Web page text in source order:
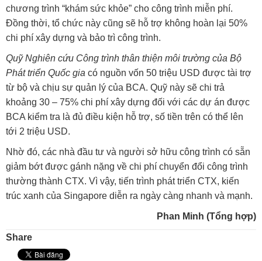
chương trình “khám sức khỏe” cho công trình miễn phí.
Đồng thời, tổ chức này cũng sẽ hỗ trợ không hoàn lại 50%
chi phí xây dựng và bảo trì công trình.
Quỹ Nghiên cứu Công trình thân thiện môi trường của Bộ
Phát triển Quốc gia có nguồn vốn 50 triệu USD được tài trợ
từ bộ và chịu sự quản lý của BCA. Quỹ này sẽ chi trả
khoảng 30 – 75% chi phí xây dựng đối với các dự án được
BCA kiểm tra là đủ điều kiện hỗ trợ, số tiền trên có thể lên
tới 2 triệu USD.
Nhờ đó, các nhà đầu tư và người sở hữu công trình có sẵn
giảm bớt được gánh nặng về chi phí chuyển đổi công trình
thường thành CTX. Vì vậy, tiến trình phát triển CTX, kiến
trúc xanh của Singapore diễn ra ngày càng nhanh và mạnh.
Phan Minh (Tổng hợp)
Share